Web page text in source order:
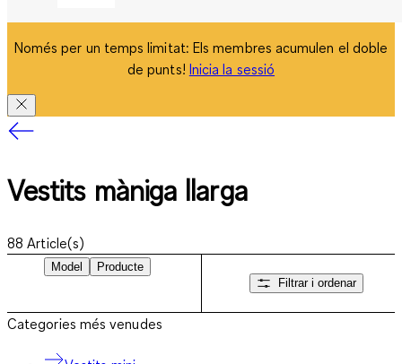
Només per un temps limitat: Els membres acumulen el doble
de punts! Inicia la sessió
Vestits màniga llarga
88 Article(s)
Model
Producte
Filtrar i ordenar
Categories més venudes